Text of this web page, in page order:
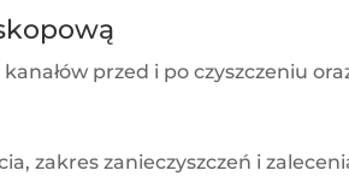
przed i po czyszczeniu
zakres zanieczyszczeń i